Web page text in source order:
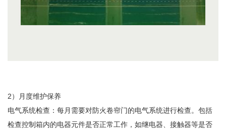
2）月度维护保养
电气系统检查：每月需要对防火卷帘门的电气系统进行检查。包括
检查控制箱内的电器元件是否正常工作，如继电器、接触器等是否